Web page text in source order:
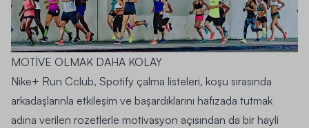
MOTİVE OLMAK DAHA KOLAY
Nike+ Run Cclub, Spotify çalma listeleri, koşu sırasında
arkadaşlarınla etkileşim ve başardıklarını hafızada tutmak
adına verilen rozetlerle motivasyon açısından da bir hayli